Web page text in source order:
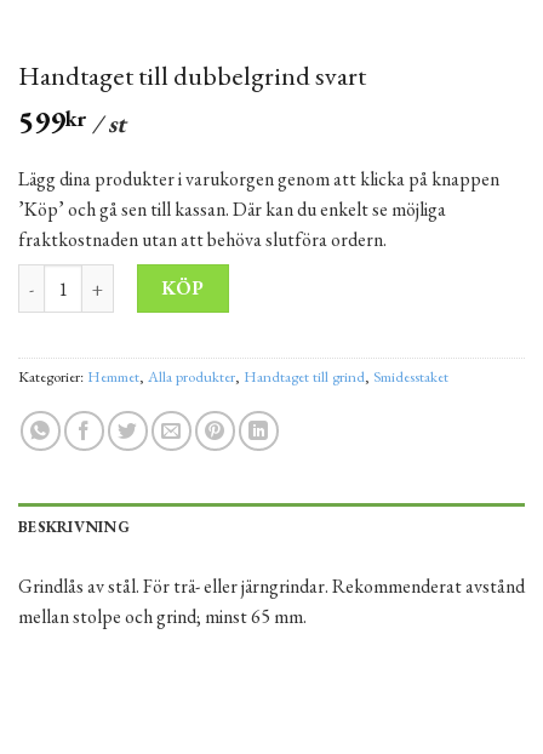
Handtaget till dubbelgrind svart
599kr / st
Lägg dina produkter i varukorgen genom att klicka på knappen
’Köp’ och gå sen till kassan. Där kan du enkelt se möjliga
fraktkostnaden utan att behöva slutföra ordern.
Handtaget till dubbelgrind svart mängd
KÖP
Kategorier: Hemmet, Alla produkter, Handtaget till grind, Smidesstaket
BESKRIVNING
Grindlås av stål. För trä- eller järngrindar. Rekommenderat avstånd
mellan stolpe och grind; minst 65 mm.